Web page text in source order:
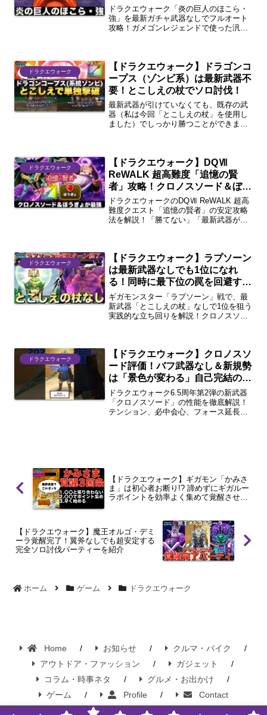
剣】
ドラクエウォーク「炎の巨人のほこら・
強」を最新ガチャ武器なしでフルオート
攻略！ガメゴンレジェンドで使った汎用
ドラクエウォーク
【ドラクエウォーク】ドラゴンコ
ープス（ゾンビ系）は最新武器不
要！とこしえの杖でソロ討伐！
最新武器が引けていなくても、既存の武
器（私は今回「とこしえの杖」を使用し
ました）でしっかり勝つことができま
底解説していきます！
ドラクエウォーク
【ドラクエウォーク】DQⅦ
ReWALK 超高難度「追憶の賢
者」攻略！クロノスソード＆ぼう
ぎょの6ターン目戦法で安定クリ
ア
ドラクエウォークのDQⅦ ReWALK 超高
難度クエスト「追憶の賢者」の安定攻略
法を解説！「勝てない」「最新武器がな
アできる立ち回りと各ボスの要点をお届
けします。
ドラクエウォーク
【ドラクエウォーク】ラプソーン
は最新武器なしでも1位になれ
る！同時に最下位の罠を回避する
方法
ギガモンスター「ラプソーン」戦で、最
新武器「とこしえの杖」なしで1位を狙う
実践的な立ち回りを解説！クロノスソー
や行動手順を紹介します。
ドラクエウォーク
【ドラクエウォーク】クロノスソ
ード評価！バフ武器なし＆新規勢
は「景色が変わる」自己完結の壊
れ性能
ドラクエウォーク6.5周年第2弾の新武器
「クロノスソード」の性能を徹底解説！
テンション、必中会心、フォース延長な
【ドラクエウォーク】ギガモン「かみさ
ま」は初心者お断り!? 諦めずにギガルー
ラポイントを効率よく集めて覚醒させる
【ドラクエウォーク】魔王オルゴ・デミ
ーラ覚醒完了！翼斧なしでも超安定する
完全ソロ討伐パーティーを紹介
ホーム ゲーム ドラクエウォーク
Home お知らせ
クルマ・バイク
アウトドア・ファッション
ガジェット
コラム・時事ネタ
グルメ・お出かけ
ゲーム
Profile Contact